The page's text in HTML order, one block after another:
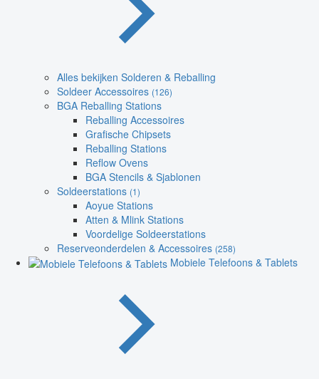
Alles bekijken Solderen & Reballing
Soldeer Accessoires (126)
BGA Reballing Stations
Reballing Accessoires
Grafische Chipsets
Reballing Stations
Reflow Ovens
BGA Stencils & Sjablonen
Soldeerstations (1)
Aoyue Stations
Atten & Mlink Stations
Voordelige Soldeerstations
Reserveonderdelen & Accessoires (258)
Mobiele Telefoons & Tablets